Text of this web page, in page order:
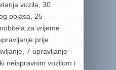
vozila, 30
pojasa, 25
za vrijeme
prije
7 upravljanje
neispravnim vozilom i